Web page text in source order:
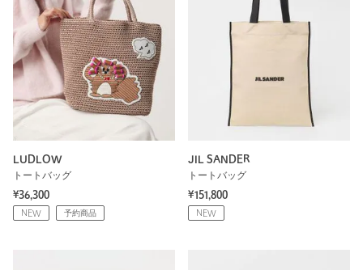
LUDLOW
トートバッグ
¥36,300
NEW 予約商品
JIL SANDER
トートバッグ
¥151,800
NEW